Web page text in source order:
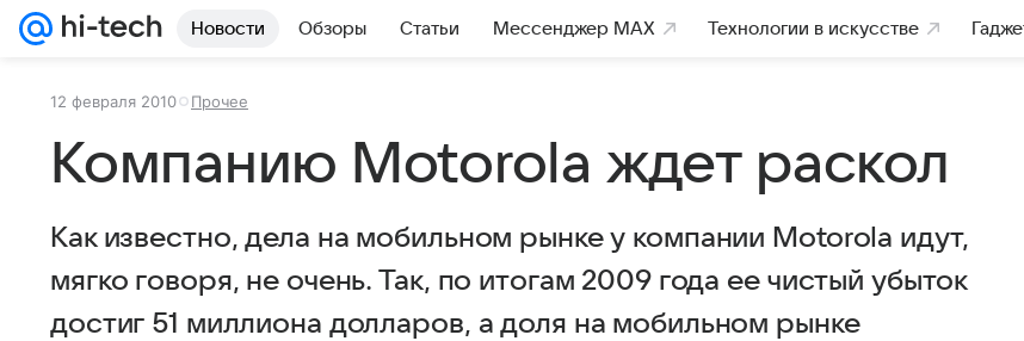
Новости Обзоры Статьи Мессенджер MAX Технологии в искусстве
12 февраля 2010 Прочее
Компанию Motorola ждет раскол
Как известно, дела на мобильном рынке у компании Motorola идут,
мягко говоря, не очень. Так, по итогам 2009 года ее чистый убыток
достиг 51 миллиона долларов, а доля на мобильном рынке